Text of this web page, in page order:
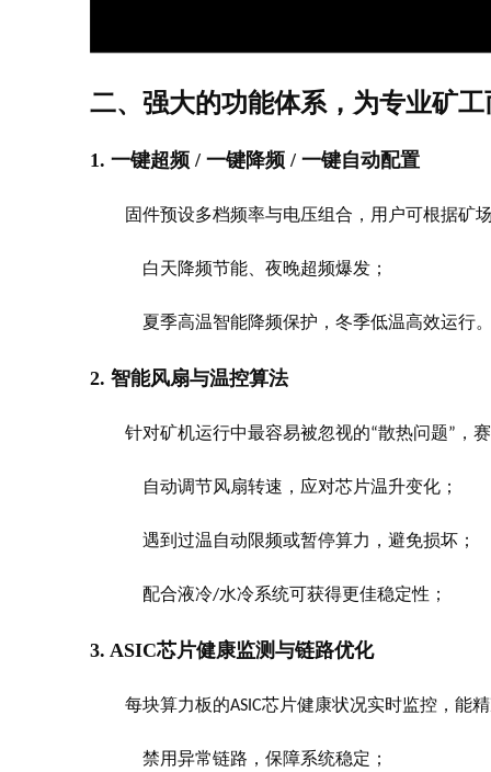
二、强大的功能体系，为专业矿工
1. 一键超频 / 一键降频 / 一键自动配置
固件预设多档频率与电压组合，用户可根据矿
白天降频节能、夜晚超频爆发；
夏季高温智能降频保护，冬季低温高效运行
2. 智能风扇与温控算法
针对矿机运行中最容易被忽视的“散热问题” ，
自动调节风扇转速，应对芯片温升变化；
遇到过温自动限频或暂停算力，避免损坏；
配合液冷/水冷系统可获得更佳稳定性；
3. ASIC芯片健康监测与链路优化
每块算力板的ASIC芯片健康状况实时监控，能
禁用异常链路，保障系统稳定；